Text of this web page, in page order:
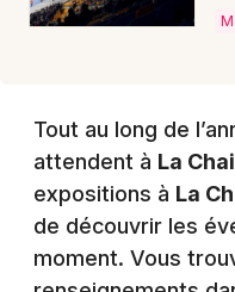
Tout au long de
attendent à La
expositions à La
de découvrir les
moment. Vous